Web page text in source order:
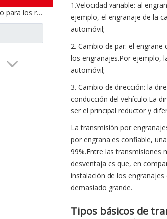
Asamblea del eje trasero para los recambios AH71131550536 del camión de Sinotruk Steyr
1.Velocidad variable: al
ejemplo, el engranaje de la
automóvil;
2. Cambio de par: el
los engranajes.Por ejemplo,
automóvil;
3. Cambio de dirección: la
conducción del vehículo.La
ser el principal reductor y
La transmisión por
por engranajes confiable,
99%.Entre las transmisiones
desventaja es que, en
instalación de los
demasiado grande.
Tipos básicos de